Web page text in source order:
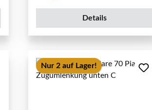
Details
Nur 2 auf Lager!